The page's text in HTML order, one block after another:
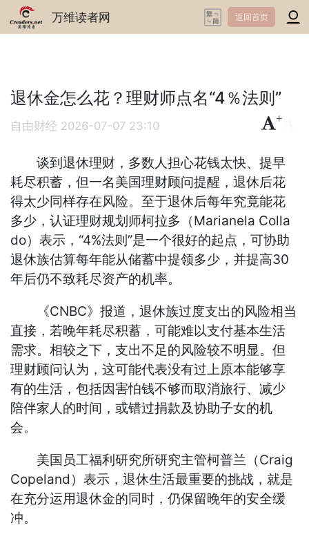
万维读者网 返回首页
退休金怎么花？理财师点名“4％法则”
自由财经 2026-07-07 23:10
+
谈到退休理财，多数人担心花钱太快、提早
耗尽积蓄，但一名美国理财顾问提醒，退休后花
得太少同样存在风险。至于退休后每年究竟能花
多少，认证理财规划师柯拉多（Marianela Colla
do）表示，“4%法则”是一个很好的起点，可协助
退休族估算每年能从储蓄中提领多少，并提高30
年后仍不致耗尽资产的机率。
《CNBC》报道，退休族过度支出的风险相当
直接，若晚年耗尽积蓄，可能难以支付基本生活
需求。相较之下，支出不足的风险较不明显。但
理财顾问认为，这可能代表没有过上原本能够享
有的生活，包括因害怕钱不够而取消旅行、减少
陪伴家人的时间，或错过捐款及协助子女的机
会。
美国员工福利研究所研究主管柯普兰（Craig
Copeland）表示，退休生活最重要的挑战，就是
在充分运用退休金的同时，仍保留晚年的安全缓
冲。